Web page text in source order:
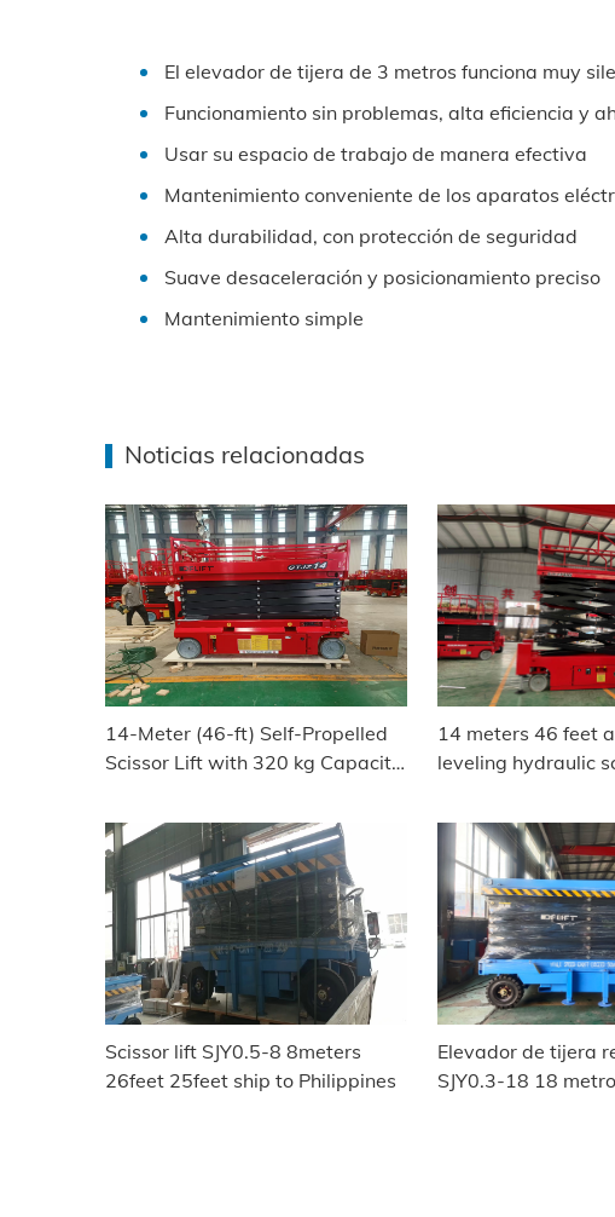
El elevador de tijera de 3 metros funciona muy
Funcionamiento sin problemas, alta eficiencia y
Usar su espacio de trabajo de manera efectiva
Mantenimiento conveniente de los aparatos
Alta durabilidad, con protección de seguridad
Suave desaceleración y posicionamiento preciso
Mantenimiento simple
Noticias relacionadas
14-Meter (46-ft) Self-Propelled
Scissor Lift with 320 kg Capacity
14 meters 46 feet
leveling hydraulic
Scissor lift SJY0.5-8 8meters
26feet 25feet ship to Philippines
Elevador de tijera
SJY0.3-18 18